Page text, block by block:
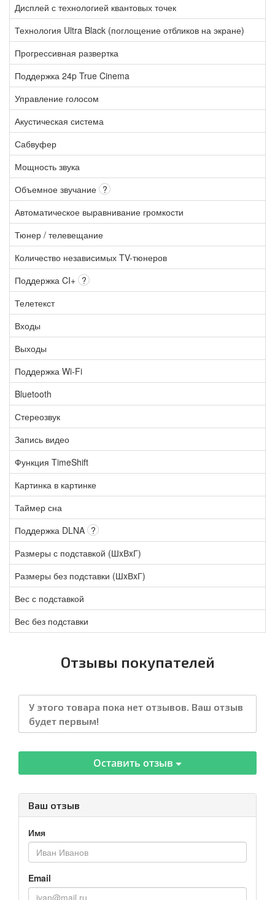
Дисплей с технологией квантовых точек
Технология Ultra Black (поглощение отбликов на экране)
Прогрессивная развертка
Поддержка 24p True Cinema
Управление голосом
Акустическая система
Сабвуфер
Мощность звука
Объемное звучание ?
Автоматическое выравнивание громкости
Тюнер / телевещание
Количество независимых TV-тюнеров
Поддержка CI+ ?
Телетекст
Входы
Выходы
Поддержка Wi-Fi
Bluetooth
Стереозвук
Запись видео
Функция TimeShift
Картинка в картинке
Таймер сна
Поддержка DLNA ?
Размеры с подставкой (ШxВxГ)
Размеры без подставки (ШxВxГ)
Вес с подставкой
Вес без подставки
Отзывы покупателей
У этого товара пока нет отзывов. Ваш отзыв
будет первым!
Оставить отзыв
Ваш отзыв
Имя
Email